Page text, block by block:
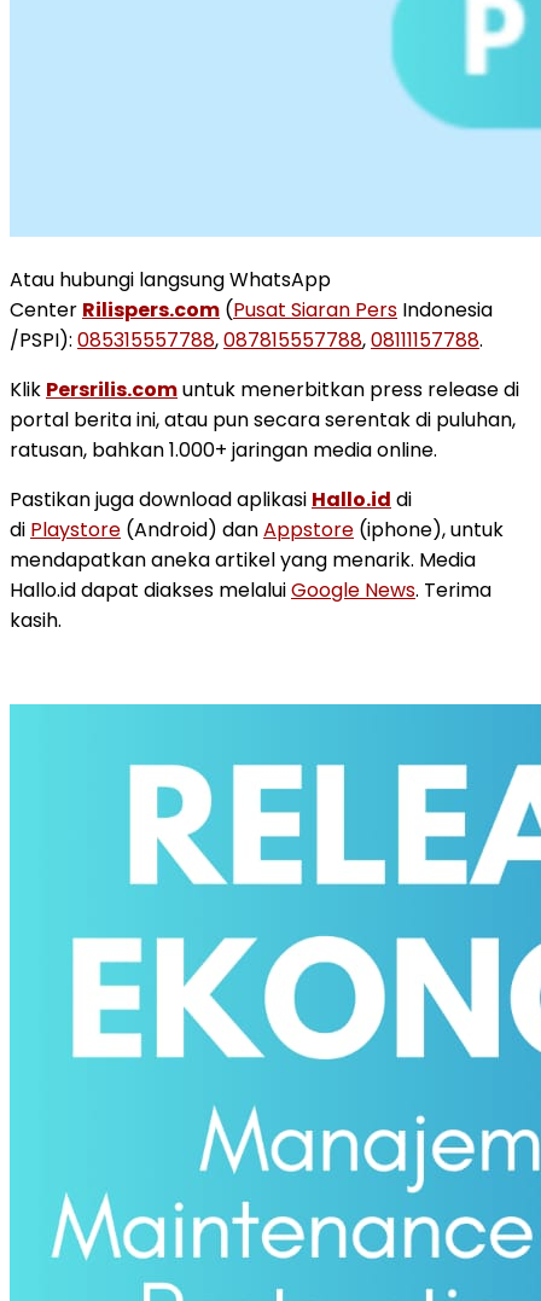
Atau hubungi langsung WhatsApp
Center Rilispers.com (Pusat Siaran Pers Indonesia
/PSPI): 085315557788,087815557788,08111157788.
Klik Persrilis.comuntuk menerbitkan press release di
portal berita ini, atau pun secara serentak di puluhan,
ratusan, bahkan 1.000+ jaringan media online.
Pastikan juga download aplikasi Hallo.id di
di Playstore (Android) danAppstore (iphone), untuk
mendapatkan aneka artikel yang menarik. Media
Hallo.id dapat diakses melaluiGoogle News. Terima
kasih.